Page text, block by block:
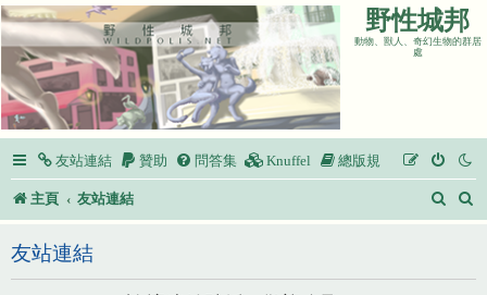
野性城邦
動物、獸人、奇幻生物的群居
處
友站連結 贊助 問答集 Knuffel 總版規
主頁 友站連結
搜
友站連結